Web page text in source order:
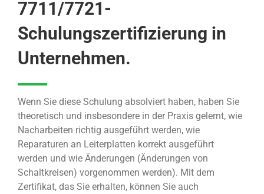
7711/7721-
Schulungszertifizierung in
Unternehmen.
Wenn Sie diese Schulung absolviert haben, haben Sie
theoretisch und insbesondere in der Praxis gelernt, wie
Nacharbeiten richtig ausgeführt werden, wie
Reparaturen an Leiterplatten korrekt ausgeführt
werden und wie Änderungen (Änderungen von
Schaltkreisen) vorgenommen werden). Mit dem
Zertifikat, das Sie erhalten, können Sie auch